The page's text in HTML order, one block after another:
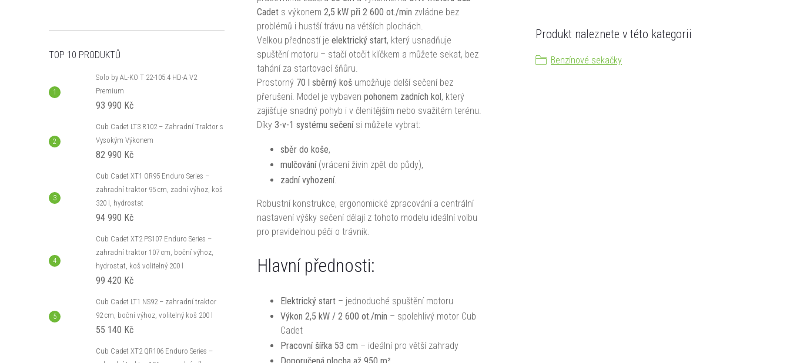
TOP 10 PRODUKTŮ
Solo by AL-KO T 22-105.4 HD-A V2
Premium
93 990 Kč
Cub Cadet LT3 R102 – Zahradní Traktor s
Vysokým Výkonem
82 990 Kč
Cub Cadet XT1 OR95 Enduro Series –
zahradní traktor 95 cm, zadní výhoz, koš
320 l, hydrostat
94 990 Kč
Cub Cadet XT2 PS107 Enduro Series –
zahradní traktor 107 cm, boční výhoz,
hydrostat, koš volitelný 200 l
99 420 Kč
Cub Cadet LT1 NS92 – zahradní traktor
92 cm, boční výhoz, volitelný koš 200 l
55 140 Kč
Cub Cadet XT2 QR106 Enduro Series –
Cadet s výkonem 2,5 kW při 2 600 ot./min zvládne bez
problémů i hustší trávu na větších plochách.
Velkou předností je elektrický start, který usnadňuje
spuštění motoru – stačí otočit klíčkem a můžete sekat, bez
tahání za startovací šňůru.
Prostorný 70 l sběrný koš umožňuje delší sečení bez
přerušení. Model je vybaven pohonem zadních kol, který
zajišťuje snadný pohyb i v členitějším nebo svažitém terénu.
Díky 3-v-1 systému sečenísi můžete vybrat:
sběr do koše,
mulčování(vrácení živin zpět do půdy),
zadní vyhození.
Robustní konstrukce, ergonomické zpracování a centrální
nastavení výšky sečení dělají z tohoto modelu ideální volbu
pro pravidelnou péči o trávník.
Hlavní přednosti:
Elektrický start – jednoduché spuštění motoru
Výkon 2,5 kW / 2 600 ot./min – spolehlivý motor Cub
Cadet
Pracovní šířka 53 cm – ideální pro větší zahrady
Produkt naleznete v této kategorii
Benzínové sekačky